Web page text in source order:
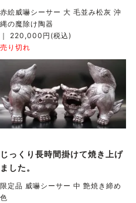
赤絵威嚇シーサー 大 毛並み松灰 沖
縄の魔除け陶器
｜ 220,000円(税込)
売り切れ
じっくり長時間掛けて焼き上げ
ました。
限定品 威嚇シーサー 中 艶焼き締め
色